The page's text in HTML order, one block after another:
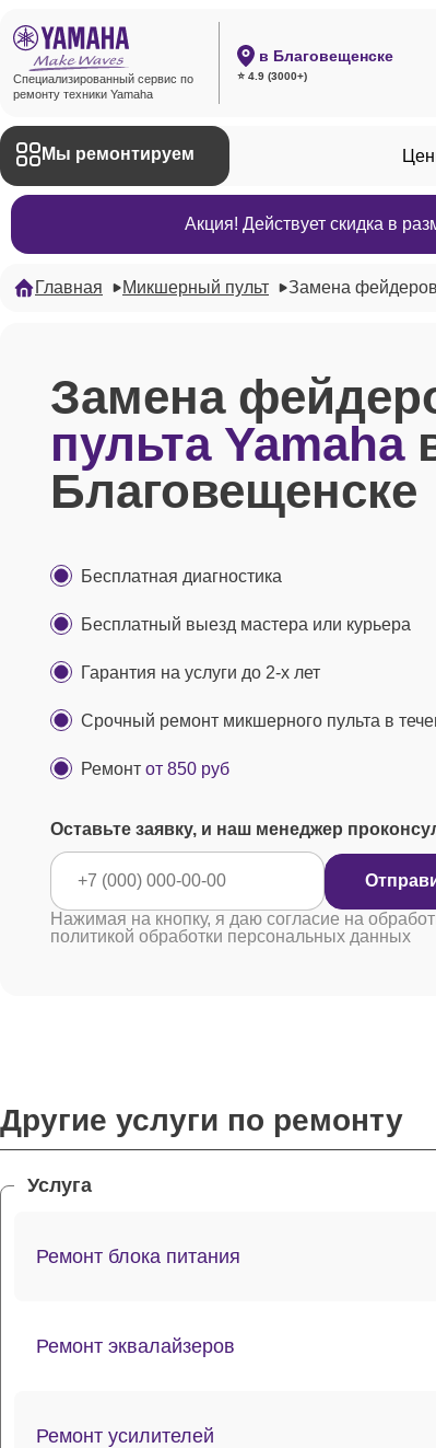
Специализированный сервис по
ремонту техники Yamaha
в Благовещенске
⭐ 4.9 (3000+)
Мы ремонтируем
Акция! Действует скидка в
Главная Микшерный пульт Замена фейдеров
Замена
пульта Yamaha
Благовещенске
Бесплатная диагностика
Бесплатный выезд мастера или курьера
Гарантия на услуги до 2-х лет
Срочный ремонт микшерного пульта в
Ремонт от 850 руб
Оставьте заявку, и наш менеджер
Нажимая на кнопку, я даю согласие на
политикой обработки персональных данных
Другие услуги по ремонту
Услуга
Ремонт блока питания
Ремонт эквалайзеров
Ремонт усилителей